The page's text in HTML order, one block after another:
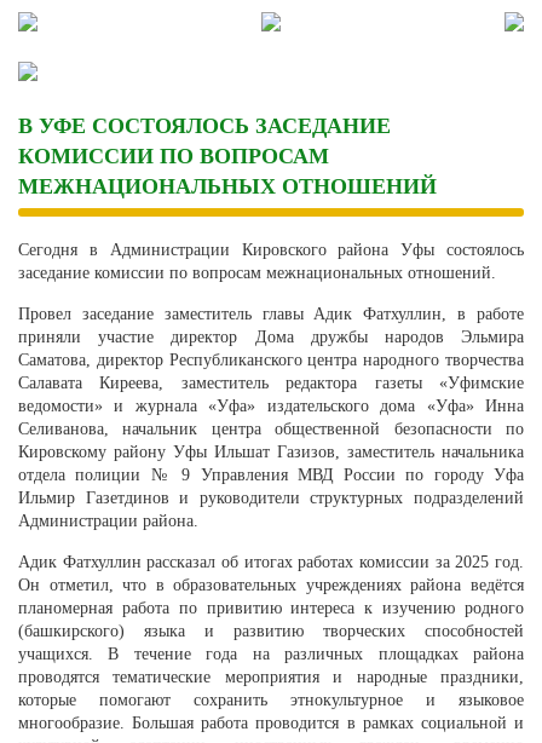
Skip
content
В УФЕ СОСТОЯЛОСЬ ЗАСЕДАНИЕ
КОМИССИИ ПО ВОПРОСАМ
МЕЖНАЦИОНАЛЬНЫХ ОТНОШЕНИЙ
Сегодня в Администрации Кировского района Уфы состоялось
заседание комиссии по вопросам межнациональных отношений.
Провел заседание заместитель главы Адик Фатхуллин, в работе
приняли участие директор Дома дружбы народов Эльмира
Саматова, директор Республиканского центра народного творчества
Салавата Киреева, заместитель редактора газеты «Уфимские
ведомости» и журнала «Уфа» издательского дома «Уфа» Инна
Селиванова, начальник центра общественной безопасности по
Кировскому району Уфы Ильшат Газизов, заместитель начальника
отдела полиции № 9 Управления МВД России по городу Уфа
Ильмир Газетдинов и руководители структурных подразделений
Администрации района.
Адик Фатхуллин рассказал об итогах работах комиссии за 2025 год.
Он отметил, что в образовательных учреждениях района ведётся
планомерная работа по привитию интереса к изучению родного
(башкирского) языка и развитию творческих способностей
учащихся. В течение года на различных площадках района
проводятся тематические мероприятия и народные праздники,
которые помогают сохранить этнокультурное и языковое
многообразие. Большая работа проводится в рамках социальной и